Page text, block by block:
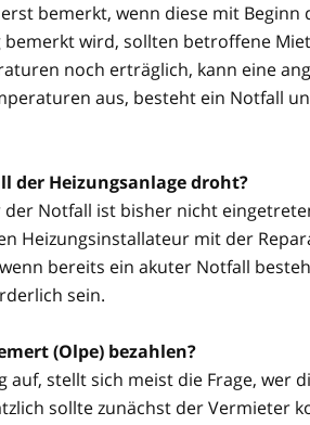
bemerkt, wenn diese mit Beginn
wird, sollten betroffene
noch erträglich, kann eine
aus, besteht ein Notfall
der Heizungsanlage droht?
Notfall ist bisher nicht
Heizungsinstallateur mit der
bereits ein akuter Notfall
sein.
(Olpe) bezahlen?
stellt sich meist die Frage, wer
sollte zunächst der Vermieter